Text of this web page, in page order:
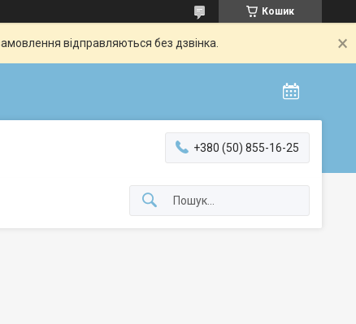
Кошик
відправляються без дзвінка.
+380 (50) 855-16-25